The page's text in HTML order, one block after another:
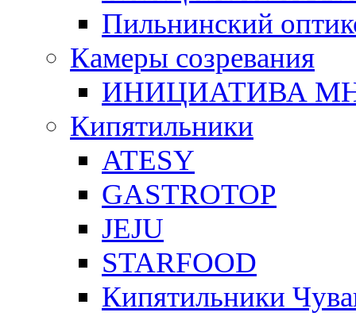
Пильнинский
Камеры созревания
ИНИЦИАТИВА
Кипятильники
ATESY
GASTROTOP
JEJU
STARFOOD
Кипятильники